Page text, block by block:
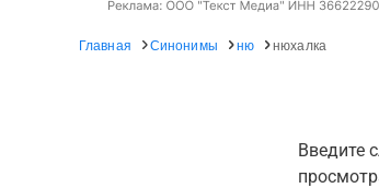
Главная Синонимы ню нюхалка
Введите